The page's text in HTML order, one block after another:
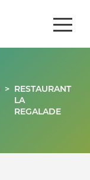
> RESTAURANT
LA
REGALADE